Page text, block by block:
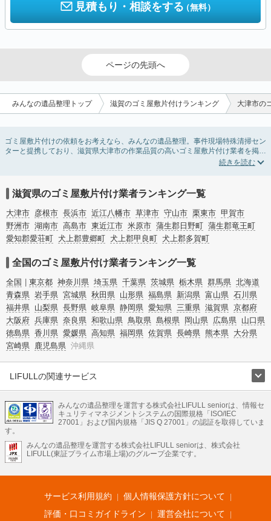
見積もり・相談をする（無料）
ページの先頭へ
みんなの遺品整理トップ 滋賀のゴミ屋敷片付けランキング 大津市の
ゴミ屋敷片付けの依頼をお考えなら、みんなの遺品整理。事件現場特殊清掃セン
ターと提携しており、滋賀県大津市の作業品質の高いゴミ屋敷片付け業者を掲載
しています。汚部屋の片付けに伴う不用品の処分・回収・引き取りから、外虫の
条件を利用し検索してみましょう。ゴミ屋敷になってしまう方は高齢で体力的に
掃除するのが難しい、認知症やセルフネグレクトになってしまう、精神的なスト
レスなど様々な原因があります。
またお役立ち情報も豊富なので、部屋を埋めつくす大量のゴミを自力で片付ける
方法についてもチェックしてみてください。
滋賀県のゴミ屋敷片付け業者ランキング一覧
大津市 彦根市 長浜市 近江八幡市 草津市 守山市 栗東市 甲賀市
野洲市 湖南市 高島市 東近江市 米原市 蒲生郡日野町 蒲生郡竜王町
愛知郡愛荘町 犬上郡豊郷町 犬上郡甲良町 犬上郡多賀町
全国のゴミ屋敷片付け業者ランキング一覧
全国 東京都 神奈川県 埼玉県 千葉県 茨城県 栃木県 群馬県 北海道
青森県 岩手県 宮城県 秋田県 山形県 福島県 新潟県 富山県 石川県
福井県 山梨県 長野県 岐阜県 静岡県 愛知県 三重県 滋賀県 京都府
大阪府 兵庫県 奈良県 和歌山県 鳥取県 島根県 岡山県 広島県 山口県
徳島県 香川県 愛媛県 高知県 福岡県 佐賀県 長崎県 熊本県 大分県
宮崎県 鹿児島県 沖縄県
LIFULLの関連サービス
不動産・住宅
引越し 老人ホーム 地方創生 ママの就労支援
不動産クラウドファンディング 遺品整理 老後の暮らし情報
LIFULL HOME'Sのサービス
不動産・住宅
不動産査定 マンション専門売却査定 不動産投資 アドバイザー
不動産アーカイブ
空き家バンク 家賃相場 不動産会社
まちむすび
不動産用語集 住まいのお役立ち情報
LIFULL HOME'S PRESS
アプリ 不動産データ 不動産転職
みんなの遺品整理を運営する株式会社LIFULL seniorは、情報セ
キュリティマネジメントシステムの国際規格「ISO/IEC
27001」および国内規格「JIS Q 27001」の認証を取得していま
す。
みんなの遺品整理を運営する株式会社LIFULL seniorは、株式会社
LIFULL(東証プライム市場上場)のグループ企業です。
サービス利用規約
個人情報保護方針について
評価・口コミガイドライン
運営会社について